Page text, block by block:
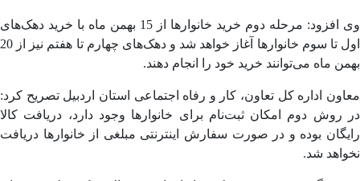
وی افزود: مرحله دوم خرید خانوارها از 15 بهمن ماه با خرید دهک‌های
اول تا سوم خانوارها آغاز خواهد شد و دهک‌های چهارم تا هفتم نیز از 20
ماه می‌توانند خرید خود را انجام دهند.
اداره کل تعاون، کار و رفاه اجتماعی استان اردبیل تصریح کرد:
روش دوم امکان ثبت‌نام برای خانوارها وجود دارد، دریافت کالا
بوده و در صورت سفارش اینترنتی مبلغی از خانوارها دریافت
شد.